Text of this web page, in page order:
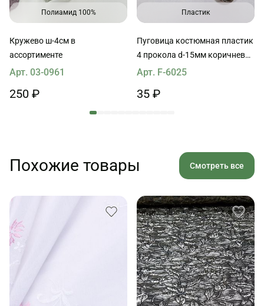
Полиамид 100%
Кружево ш-4см в
ассортименте
Арт. 03-0961
250 ₽
Пластик
Пуговица костюмная пластик
4 прокола d-15мм коричнево-
молочная с перламутровым
Арт. F-6025
35 ₽
Похожие товары Смотреть все